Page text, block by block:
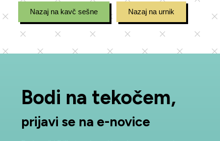
Nazaj na kavč sešne Nazaj na urnik
Bodi na tekočem,
prijavi se na e-novice